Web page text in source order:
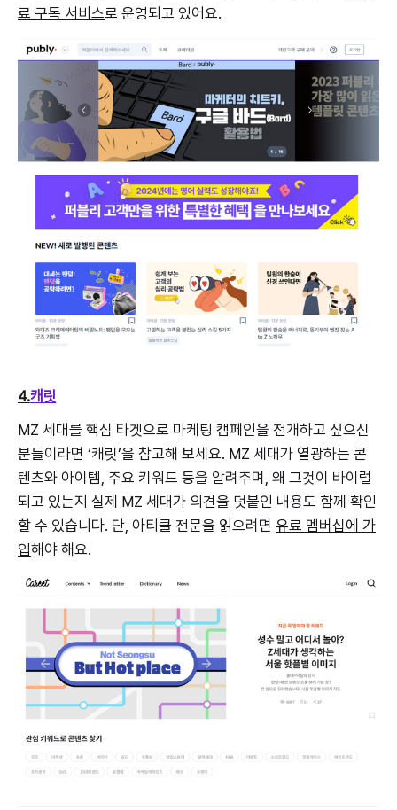
료 구독 서비스로 운영되고 있어요.
4.캐릿
MZ 세대를 핵심 타겟으로 마케팅 캠페인을 전개하고 싶으신
분들이라면 ‘캐릿’을 참고해 보세요. MZ 세대가 열광하는 콘
텐츠와 아이템, 주요 키워드 등을 알려주며, 왜 그것이 바이럴
되고 있는지 실제 MZ 세대가 의견을 덧붙인 내용도 함께 확인
할 수 있습니다. 단, 아티클 전문을 읽으려면 유료 멤버십에 가
입해야 해요.